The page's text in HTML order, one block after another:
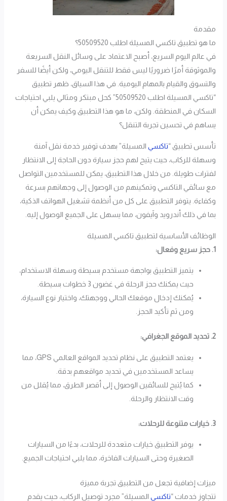
مقدمة
ما هو تطبيق تاكسي المسيلة اطلب 50509520؟
في عالم اليوم السريع، أصبح الاعتماد على وسائل النقل السريعة
والموثوقة أمرًا ضروريًا ليس فقط للتنقل اليومي، ولكن أيضًا للسفر
والتسوق والقيام بالمهام اليومية. في هذا السياق، ظهر تطبيق
“تاكسي المسيلة اطلب 50509520” كحل مبتكر ومثالي يلبي احتياجات
السكان في المنطقة. ولكن، ما هو هذا التطبيق وكيف يمكن أن
يساهم في تحسين تجربة التنقل؟
تأسس تطبيق “تاكسي المسيلة” بهدف توفير خدمة نقل آمنة
وسهلة للركاب، حيث يتيح لهم حجز سيارة دون الحاجة إلى الانتظار
لفترات طويلة. من خلال هذا التطبيق، يمكن للمستخدمين التواصل
مع سائقي التاكسي وتمكينهم من الوصول إلى وجهاتهم بسرعة
وكفاءة. يتوفر التطبيق على كل من أنظمة تشغيل الهواتف الذكية،
بما في ذلك أندرويد وآيفون، مما يسهل على الجميع الوصول إليه.
الوظائف الأساسية لتطبيق تاكسي المسيلة
1. حجز سريع وفعال:
يتميز التطبيق بواجهة مستخدم بسيطة وسهلة الاستخدام،
حيث يمكنك حجز الرحلة في غضون 3 خطوات بسيطة.
يُمكنك إدخال موقعك الحالي ووجهتك، واختيار نوع السيارة،
ومن ثم تأكيد الحجز.
2. تحديد الموقع الجغرافي:
يعتمد التطبيق على نظام تحديد المواقع العالمي GPS، مما
يساعد المستخدمين في تحديد مواقعهم بدقة.
كما يُتيح للسائقين الوصول إلى أقصر الطرق، مما يُقلل من
وقت الانتظار والرحلة.
3. خيارات متنوعة للرحلات:
يوفر التطبيق خيارات متعددة للرحلات، بدءًا من السيارات
الصغيرة وحتى السيارات الفاخرة، مما يلبي احتياجات الجميع.
ميزات إضافية تجعل من التطبيق تجربة مميزة
تتجاوز خدمات “تاكسي المسيلة” مجرد توصيل الركاب، حيث يقدم